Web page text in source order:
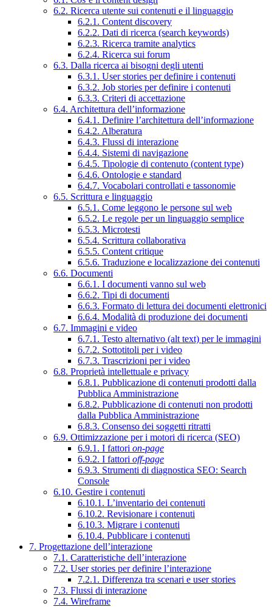
6.2. Ricerca utente sui contenuti e il linguaggio
6.2.1. Content discovery
6.2.2. Dati di ricerca (search keywords)
6.2.3. Ricerca tramite analytics
6.2.4. Ricerca sui forum
6.3. Dalla ricerca ai bisogni degli utenti
6.3.1. User stories per definire i contenuti
6.3.2. Job stories per definire i contenuti
6.3.3. Criteri di accettazione
6.4. Architettura dell’informazione
6.4.1. Definire l’architettura dell’informazione
6.4.2. Alberatura
6.4.3. Flussi di interazione
6.4.4. Sistemi di navigazione
6.4.5. Tipologie di contenuto (content type)
6.4.6. Ontologie e standard
6.4.7. Vocabolari controllati e tassonomie
6.5. Scrittura e linguaggio
6.5.1. Come leggono le persone sul web
6.5.2. Le regole per un linguaggio semplice
6.5.3. Microtesti
6.5.4. Scrittura collaborativa
6.5.5. Content critique
6.5.6. Traduzione e localizzazione dei contenuti
6.6. Documenti
6.6.1. I documenti vanno sul web
6.6.2. Tipi di documenti
6.6.3. Formato di lettura dei documenti elettronici
6.6.4. Modalità di produzione dei documenti
6.7. Immagini e video
6.7.1. Testo alternativo (alt text) per le immagini
6.7.2. Sottotitoli per i video
6.7.3. Trascrizioni per i video
6.8. Proprietà intellettuale e privacy
6.8.1. Pubblicazione di contenuti prodotti dalla
Pubblica Amministrazione
6.8.2. Pubblicazione di contenuti non prodotti
dalla Pubblica Amministrazione
6.8.3. Consenso dei soggetti ritratti
6.9. Ottimizzazione per i motori di ricerca (SEO)
6.9.1. I fattori on-page
6.9.2. I fattori off-page
6.9.3. Strumenti di diagnostica SEO: Search
Console
6.10. Gestire i contenuti
6.10.1. L’inventario dei contenuti
6.10.2. Revisionare i contenuti
6.10.3. Migrare i contenuti
6.10.4. Pubblicare i contenuti
7. Progettazione dell’interazione
7.1. Caratteristiche dell’interazione
7.2. User stories per definire l’interazione
7.2.1. Differenza tra scenari e user stories
7.3. Flussi di interazione
7.4. Wireframe